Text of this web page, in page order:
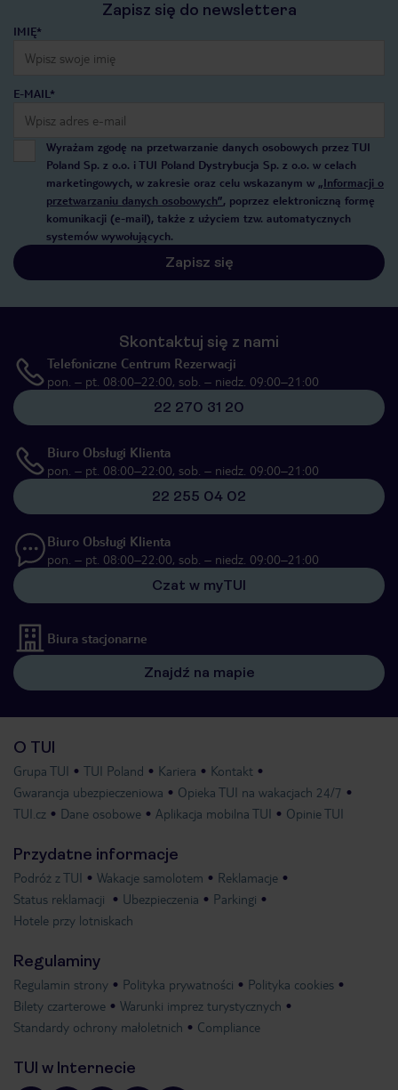
Zapisz się do newslettera
IMIĘ*
E-MAIL*
Wyrażam zgodę na przetwarzanie danych osobowych przez TUI
Poland Sp. z o.o. i TUI Poland Dystrybucja Sp. z o.o. w celach
marketingowych, w zakresie oraz celu wskazanym w „Informacji o
przetwarzaniu danych osobowych”, poprzez elektroniczną formę
komunikacji (e-mail), także z użyciem tzw. automatycznych
systemów wywołujących.
Zapisz się
Skontaktuj się z nami
Telefoniczne Centrum Rezerwacji
pon. – pt. 08:00–22:00, sob. – niedz. 09:00–21:00
22 270 31 20
Biuro Obsługi Klienta
pon. – pt. 08:00–22:00, sob. – niedz. 09:00–21:00
22 255 04 02
Biuro Obsługi Klienta
pon. – pt. 08:00–22:00, sob. – niedz. 09:00–21:00
Czat w myTUI
Biura stacjonarne
Znajdź na mapie
O TUI
Grupa TUI TUI Poland Kariera
Kontakt
Gwarancja ubezpieczeniowa
Opieka TUI na wakacjach 24/7
TUI.cz
Dane osobowe Aplikacja mobilna TUI Opinie TUI
Przydatne informacje
Podróż z TUI Wakacje samolotem
Reklamacje
Status reklamacji
Ubezpieczenia
Parkingi
Hotele przy lotniskach
Regulaminy
Regulamin strony Polityka prywatności
Polityka cookies
Bilety czarterowe
Warunki imprez turystycznych
Standardy ochrony małoletnich
Compliance
TUI w Internecie